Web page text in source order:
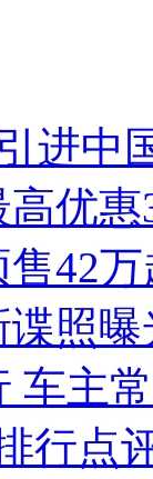
进中
优
售42
照
车主
行点